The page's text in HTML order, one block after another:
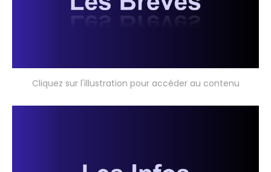
Cliquez sur l'illustration pour accéder au contenu